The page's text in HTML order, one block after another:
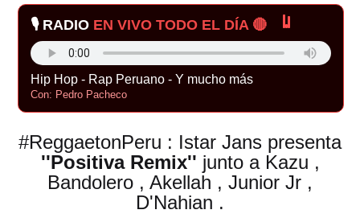
🎙️ RADIO EN VIVO TODO EL DÍA 🔴
Hip Hop - Rap Peruano - Y mucho más
Con: Pedro Pacheco
#ReggaetonPeru : Istar Jans presenta
''Positiva Remix'' junto a Kazu ,
Bandolero , Akellah , Junior Jr ,
D'Nahian .